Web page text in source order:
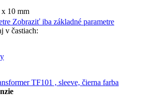
10 mm
Zobraziť iba základné parametre
v častiach: